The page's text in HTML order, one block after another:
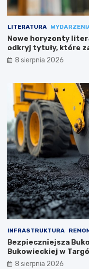
LITERATURA
Nowe horyzonty
odkryj tytuły, które
8 sierpnia 2026
INFRASTRUKTURA
Bezpieczniejsza
Bukowieckiej w
8 sierpnia 2026